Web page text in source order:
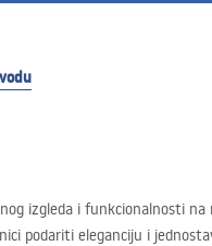
izgleda i funkcionalnosti na
podariti eleganciju i